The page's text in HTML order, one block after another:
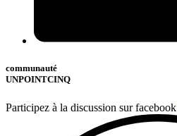
communauté
UNPOINTCINQ
Participez à la discussion sur facebook